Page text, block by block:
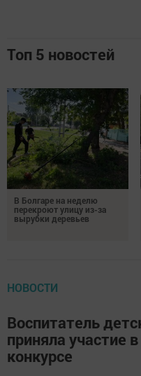
Топ 5 новостей
В Болгаре на неделю
перекроют улицу из-за
вырубки деревьев
НОВОСТИ
Воспитатель
приняла участие
конкурсе